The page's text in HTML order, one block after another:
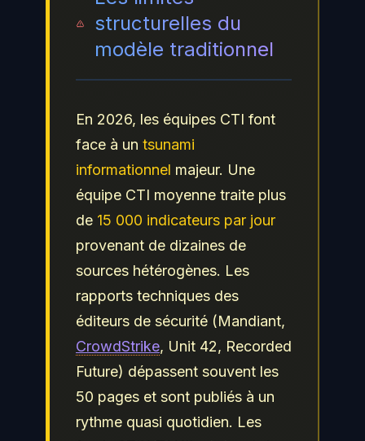
structurelles du
modèle traditionnel
En 2026, les équipes CTI font
face à un tsunami
informationnel majeur. Une
équipe CTI moyenne traite plus
de 15 000 indicateurs par jour
provenant de dizaines de
sources hétérogènes. Les
rapports techniques des
éditeurs de sécurité (Mandiant,
CrowdStrike, Unit 42, Recorded
Future) dépassent souvent les
50 pages et sont publiés à un
rythme quasi quotidien. Les